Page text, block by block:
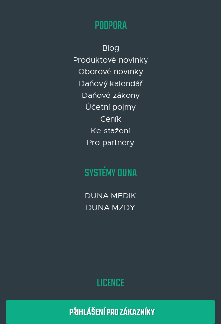
PODPORA
Blog
Produktové novinky
Oborové novinky
Daňový kalendář
Daňové zákony
Účetní pojmy
Ceník
Ke stažení
Pro partnery
SYSTÉMY DUNA
DUNA MEDIK
DUNA MZDY
LICENCE
PŘIHLÁŠENÍ PRO ZÁKAZNÍKY